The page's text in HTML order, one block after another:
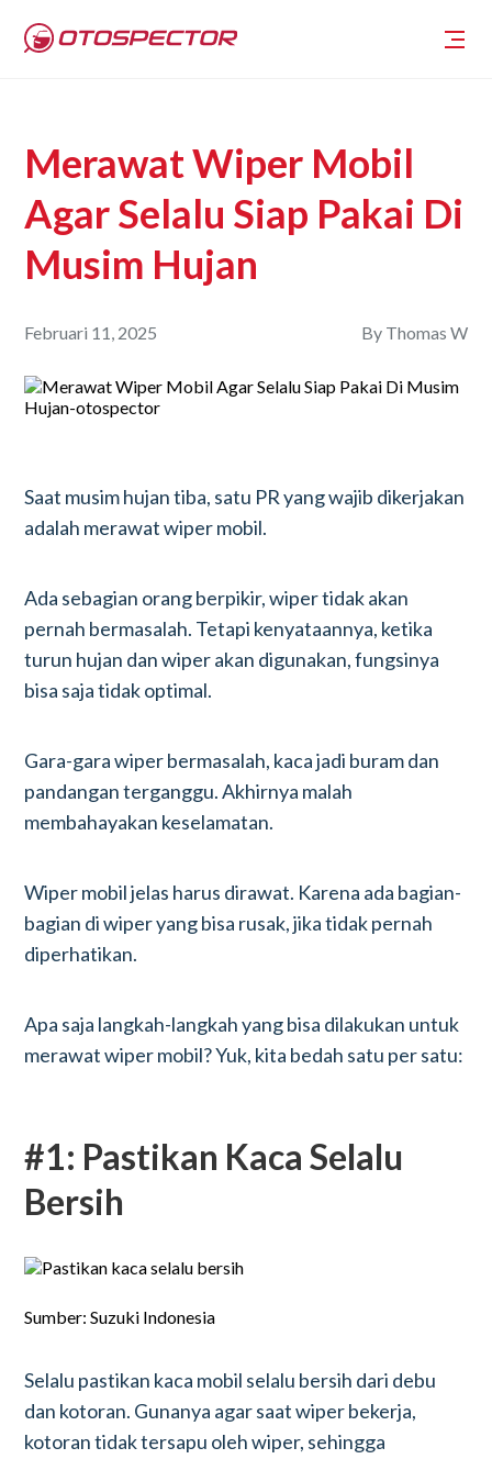
Merawat Wiper Mobil
Agar Selalu Siap Pakai Di
Musim Hujan
Februari 11, 2025 By Thomas W
Saat musim hujan tiba, satu PR yang wajib dikerjakan
adalah merawat wiper mobil.
Ada sebagian orang berpikir, wiper tidak akan
pernah bermasalah. Tetapi kenyataannya, ketika
turun hujan dan wiper akan digunakan, fungsinya
bisa saja tidak optimal.
Gara-gara wiper bermasalah, kaca jadi buram dan
pandangan terganggu. Akhirnya malah
membahayakan keselamatan.
Wiper mobil jelas harus dirawat. Karena ada bagian-
bagian di wiper yang bisa rusak, jika tidak pernah
diperhatikan.
Apa saja langkah-langkah yang bisa dilakukan untuk
merawat wiper mobil? Yuk, kita bedah satu per satu:
#1: Pastikan Kaca Selalu
Bersih
Sumber: Suzuki Indonesia
Selalu pastikan kaca mobil selalu bersih dari debu
dan kotoran. Gunanya agar saat wiper bekerja,
kotoran tidak tersapu oleh wiper, sehingga